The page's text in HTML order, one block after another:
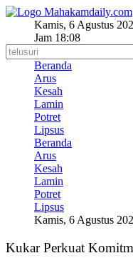
Lewati
Kamis, 6 Agustus
Jam 18:08
Beranda
Arus
Kesah
Lamin
Potret
Lipsus
Beranda
Arus
Kesah
Lamin
Potret
Lipsus
Kamis, 6 Agustus
Kukar Perkuat